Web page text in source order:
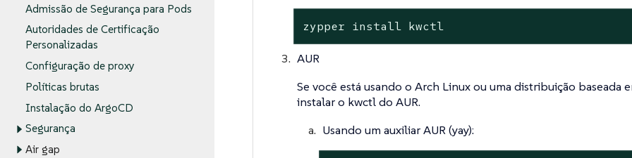
Admissão de Segurança para Pods
Autoridades de Certificação
Personalizadas
Configuração de proxy
Políticas brutas
Instalação do ArgoCD
Segurança
Air gap
zypper install kwctl
AUR
Se você está usando o Arch Linux ou uma distribuição baseada
instalar o kwctl do AUR.
Usando um auxiliar AUR (yay):